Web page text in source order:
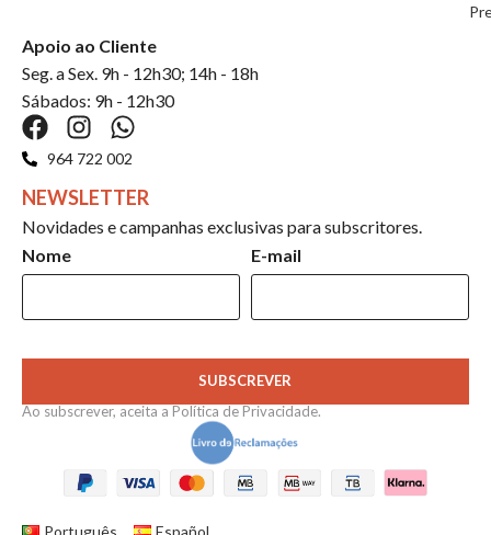
Apoio ao Cliente
Seg. a Sex. 9h - 12h30; 14h - 18h
Sábados: 9h - 12h30
964 722 002
NEWSLETTER
Novidades e campanhas exclusivas para subscritores.
Nome
E-mail
SUBSCREVER
Ao subscrever, aceita a Política de Privacidade.
Português Español